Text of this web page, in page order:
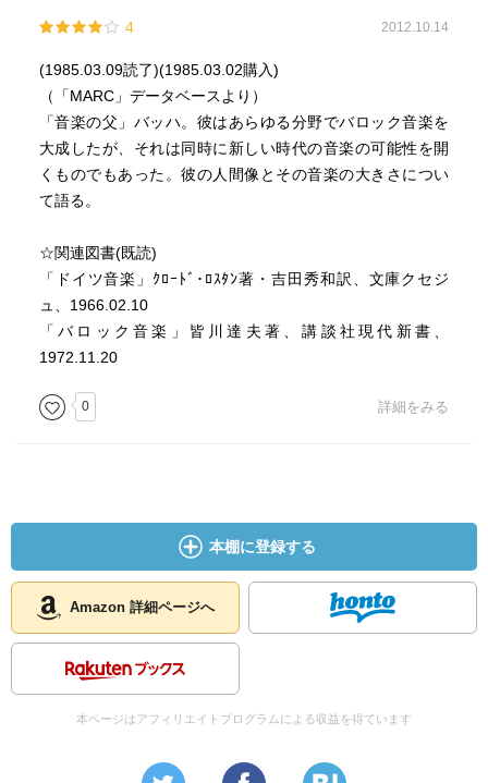
4 2012.10.14
(1985.03.09読了)(1985.03.02購入)
（「MARC」データベースより）
「音楽の父」バッハ。彼はあらゆる分野でバロック音楽を
大成したが、それは同時に新しい時代の音楽の可能性を開
くものでもあった。彼の人間像とその音楽の大きさについ
て語る。
☆関連図書(既読)
「ドイツ音楽」ｸﾛｰﾄﾞ･ﾛｽﾀﾝ著・吉田秀和訳、文庫クセジ
ュ、1966.02.10
「バロック音楽」皆川達夫著、講談社現代新書、
1972.11.20
0 詳細をみる
本棚に登録する
Amazon 詳細ページへ
本ページはアフィリエイトプログラムによる収益を得ています